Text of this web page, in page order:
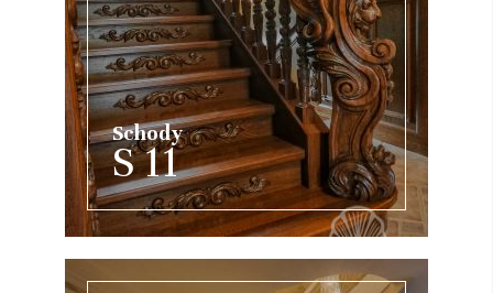
Schody
S 11